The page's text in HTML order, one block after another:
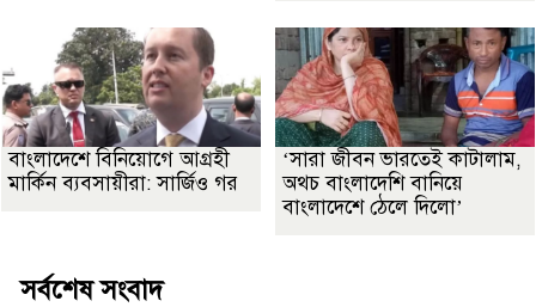
বাংলাদেশে বিনিয়োগে আগ্রহী
মার্কিন ব্যবসায়ীরা: সার্জিও গর
‘সারা জীবন ভারতেই কাটালাম,
অথচ বাংলাদেশি বানিয়ে
বাংলাদেশে ঠেলে দিলো’
সর্বশেষ সংবাদ